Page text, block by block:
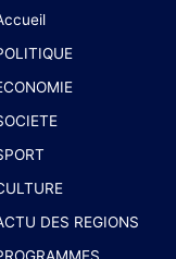
DES REGIONS